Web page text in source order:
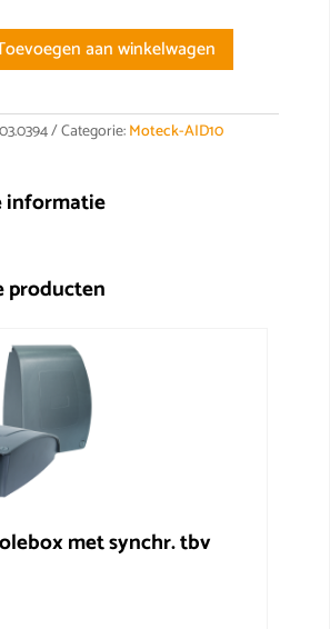
aan winkelwagen
Categorie:Moteck-AID10
informatie
producten
met synchr. tbv